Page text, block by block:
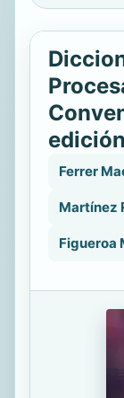
Ferrer
Martínez
Figueroa